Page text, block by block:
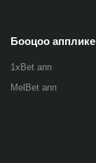
Бооцоо
1xBet апп
MelBet апп